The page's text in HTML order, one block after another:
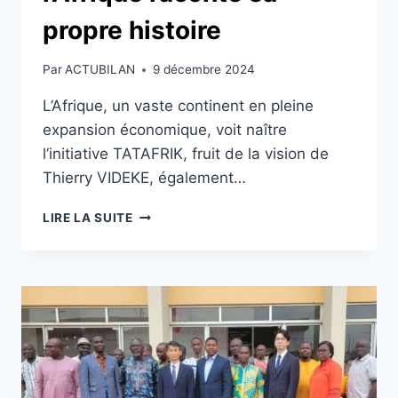
propre histoire
ParACTUBILAN 9 décembre 2024
L’Afrique, un vaste continent en pleine
expansion économique, voit naître
l’initiative TATAFRIK, fruit de la vision de
Thierry VIDEKE, également…
LIRE LA SUITETATAFRIK
RACONTE
SA
PROPRE
HISTOIRE